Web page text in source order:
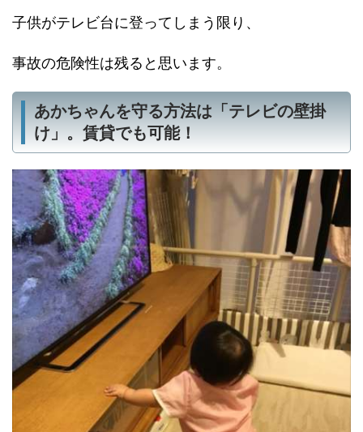
子供がテレビ台に登ってしまう限り、
事故の危険性は残ると思います。
あかちゃんを守る方法は「テレビの壁掛
け」。賃貸でも可能！